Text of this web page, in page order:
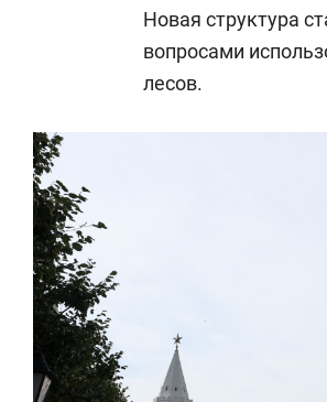
Новая структура
вопросами
лесов.